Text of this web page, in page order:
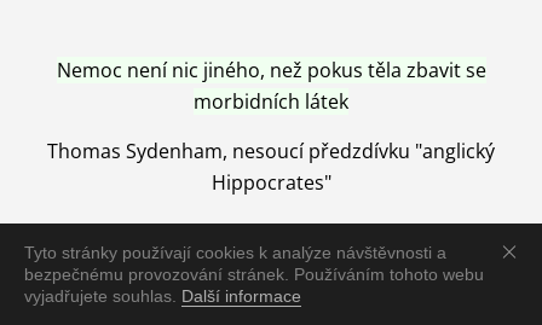
Tyto stránky používají cookies k analýze návštěvnosti a
bezpečnému provozování stránek. Používáním tohoto webu
vyjadřujete souhlas. Další informace
Nemoc není nic jiného, než pokus těla zbavit se
morbidních látek
Thomas Sydenham, nesoucí předzdívku "anglický
Hippocrates"
Nemoc je vyléčena jen pomocí Přírody, neutralizací a